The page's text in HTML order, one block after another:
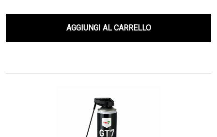
AGGIUNGI AL CARRELLO